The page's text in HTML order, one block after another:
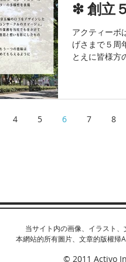
❇︎ 創立
アクティーボ
げさまで５周
とえに皆様方
4 5 6 7 8
当サイト内の画像、イラスト、
本網站的所有圖片、文章的版權帰
© 2011 Activo